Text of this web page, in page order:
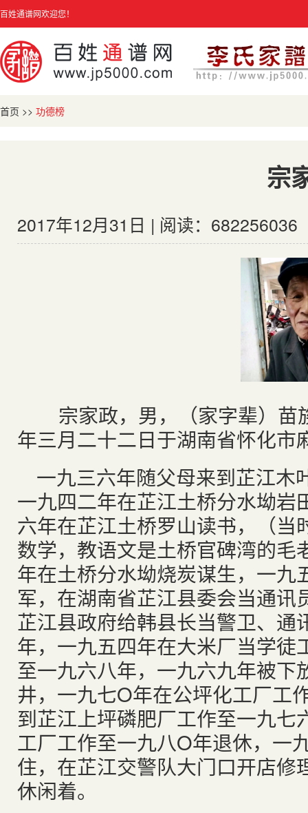
百姓通谱网欢迎您！
首页 >> 功德榜
宗
2017年12月31日 | 阅读：682256036
宗家政，男，（家字辈）苗
年三月二十二日于湖南省怀化市
一九三六年随父母来到芷江木
一九四二年在芷江土桥分水坳
六年在芷江土桥罗山读书，（
数学，教语文是土桥官碑湾的
年在土桥分水坳烧炭谋生，一
军，在湖南省芷江县委会当通
芷江县政府给韩县长当警卫、
年，一九五四年在大米厂当学
至一九六八年，一九六九年被
井，一九七O年在公坪化工厂工
到芷江上坪磷肥厂工作至一九
工厂工作至一九八O年退休，一
住，在芷江交警队大门口开店
休闲着。